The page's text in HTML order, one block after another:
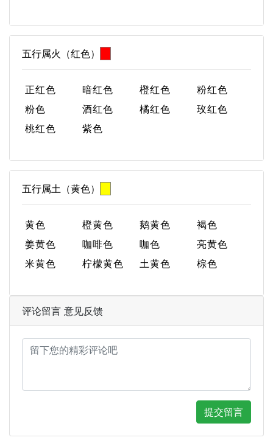
五行属火（红色）
正红色 暗红色 橙红色
粉红色
粉色
酒红色 橘红色
玫红色
桃红色
紫色
五行属土（黄色）
黄色 橙黄色 鹅黄色
褐色
姜黄色
咖啡色 咖色
亮黄色
米黄色
柠檬黄色 土黄色 棕色
评论留言 意见反馈
提交留言